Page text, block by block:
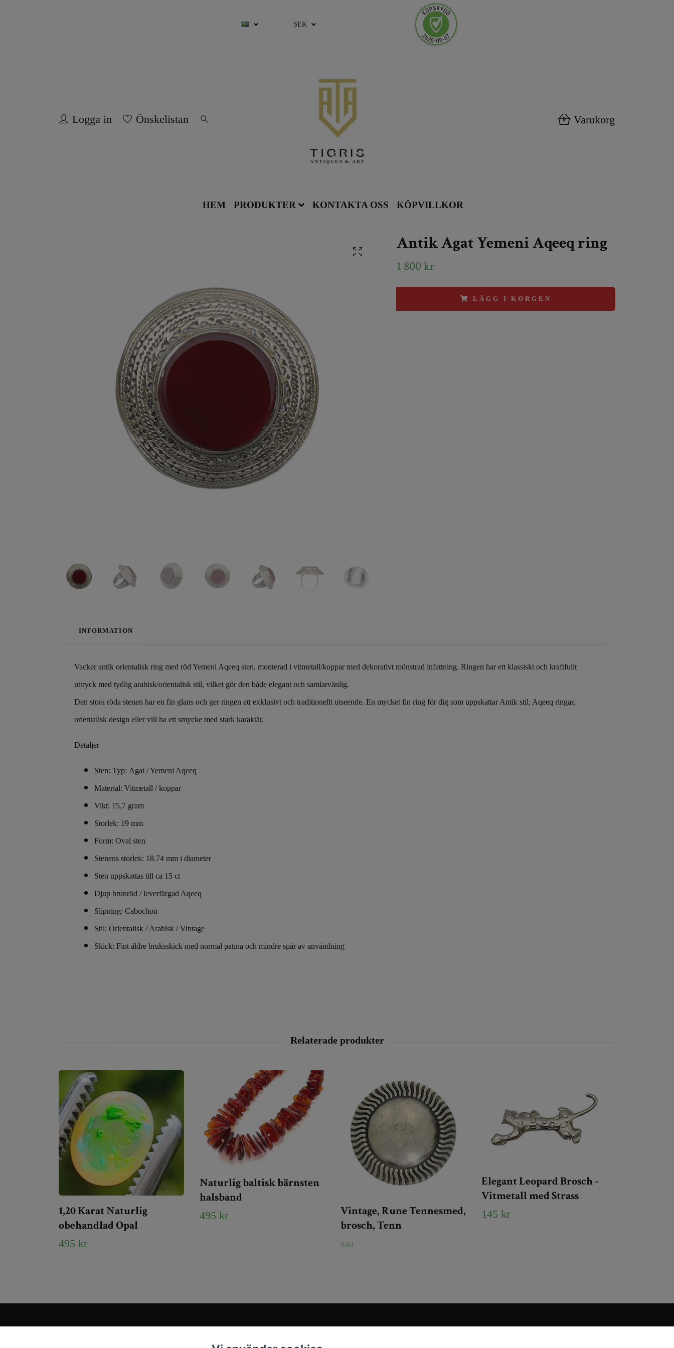
SEK
Logga in Önskelistan 0 Varukorg
HEM PRODUKTER KONTAKTA OSS KÖPVILLKOR
Antik Agat Yemeni Aqeeq ring
1 800 kr
LÄGG I KORGEN
INFORMATION
Vacker antik orientalisk ring med röd Yemeni Aqeeq sten, monterad i vitmetall/koppar med dekorativt mönstrad infattning. Ringen har ett klassiskt och kraftfullt
uttryck med tydlig arabisk/orientalisk stil, vilket gör den både elegant och samlarvänlig.
Den stora röda stenen har en fin glans och ger ringen ett exklusivt och traditionellt utseende. En mycket fin ring för dig som uppskattar Antik stil, Aqeeq ringar,
orientalisk design eller vill ha ett smycke med stark karaktär.
Detaljer
Sten: Typ: Agat / Yemeni Aqeeq
Material: Vitmetall / koppar
Vikt: 15,7 gram
Storlek: 19 mm
Form: Oval sten
Stenens storlek: 18.74 mm i diameter
Sten uppskattas till ca 15 ct
Djup brunröd / leverfärgad Aqeeq
Slipning: Cabochon
Stil: Orientalisk / Arabisk / Vintage
Skick: Fint äldre bruksskick med normal patina och mindre spår av användning
1,20 Karat Naturlig
obehandlad Opal
495 kr
Naturlig baltisk bärnsten
halsband
495 kr
Vintage, Rune Tennesmed,
brosch, Tenn
Såld
Elegant Leopard Brosch -
Vitmetall med Strass
145 kr